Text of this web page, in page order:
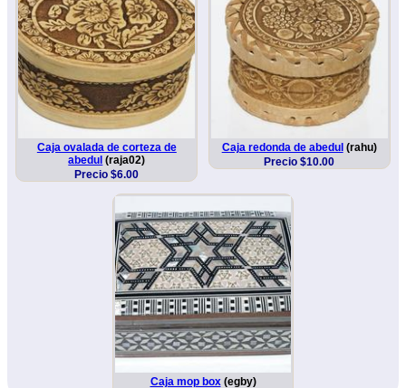
Caja ovalada de corteza de
abedul (raja02)
Precio $6.00
Caja redonda de abedul (rahu)
Precio $10.00
Caja mop box(egby)